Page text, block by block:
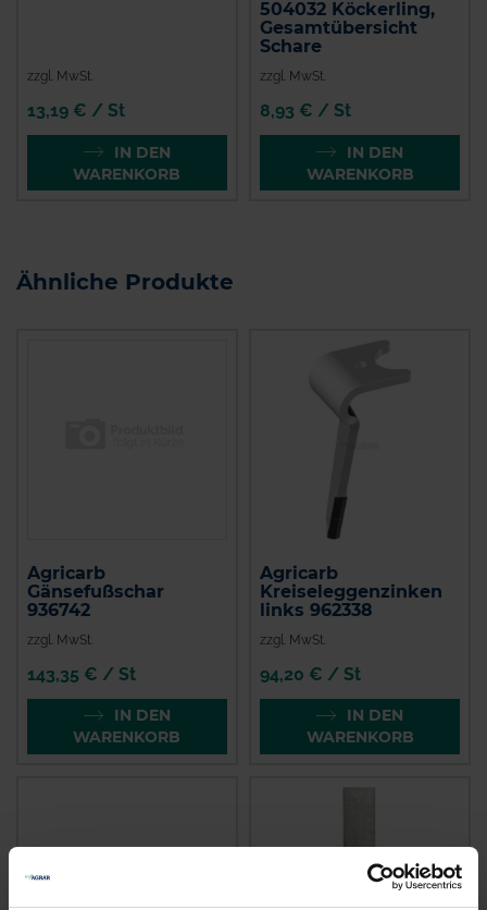
zzgl. MwSt.
13,19 € / St
IN DEN
WARENKORB
504032 Köckerling,
Gesamtübersicht
Schare
zzgl. MwSt.
8,93 € / St
IN DEN
WARENKORB
Ähnliche Produkte
Agricarb
Gänsefußschar
936742
zzgl. MwSt.
143,35 € / St
IN DEN
WARENKORB
Agricarb
Kreiseleggenzinken
links 962338
zzgl. MwSt.
94,20 € / St
IN DEN
WARENKORB